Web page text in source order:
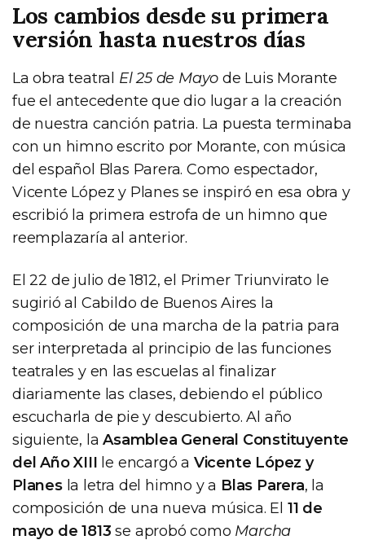
Los cambios desde su primera
versión hasta nuestros días
La obra teatral El 25 de Mayo de Luis Morante
fue el antecedente que dio lugar a la creación
de nuestra canción patria. La puesta terminaba
con un himno escrito por Morante, con música
del español Blas Parera. Como espectador,
Vicente López y Planes se inspiró en esa obra y
escribió la primera estrofa de un himno que
reemplazaría al anterior.
El 22 de julio de 1812, el Primer Triunvirato le
sugirió al Cabildo de Buenos Aires la
composición de una marcha de la patria para
ser interpretada al principio de las funciones
teatrales y en las escuelas al finalizar
diariamente las clases, debiendo el público
escucharla de pie y descubierto. Al año
siguiente, laAsamblea General Constituyente
del Año XIII le encargó a Vicente López y
Planesla letra del himno y a Blas Parera, la
composición de una nueva música. El 11 de
mayo de 1813 se aprobó como Marcha